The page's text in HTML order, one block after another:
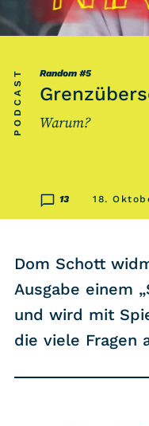
Listicle
Hören
WASTED WEEKLY
Portfolio Royal
Last Game Standing
Top 5
Random
Random #5
Warum?
13 18.
PODCAST
Dom Schott
Ausgabe einem
und wird mit
die viele Fragen